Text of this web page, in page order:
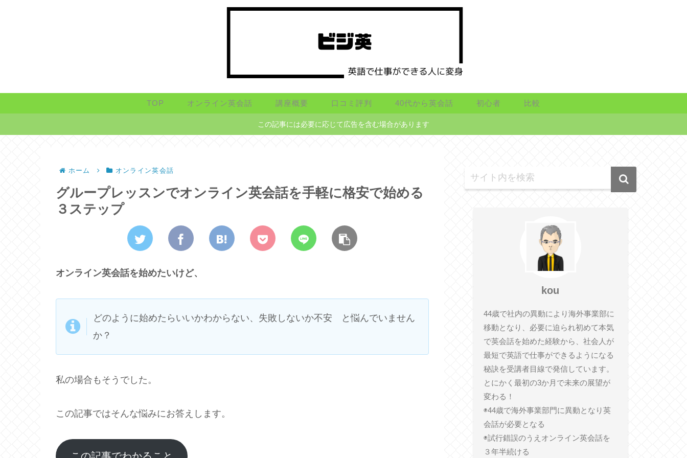
TOP オンライン英会話 講座概要 口コミ評判 40代から英会話 初心者 比較
この記事には必要に応じて広告を含む場合があります
ホーム オンライン英会話
グループレッスンでオンライン英会話を手軽に格安で始める
３ステップ
オンライン英会話を始めたいけど、
どのように始めたらいいかわからない、失敗しないか不安 と悩んでいません
か？
私の場合もそうでした。
この記事ではそんな悩みにお答えします。
kou
44歳で社内の異動により海外事業部に
移動となり、必要に迫られ初めて本気
で英会話を始めた経験から、社会人が
最短で英語で仕事ができるようになる
秘訣を受講者目線で発信しています。
とにかく最初の3か月で未来の展望が
変わる！
◉44歳で海外事業部門に異動となり英
会話が必要となる
◉試行錯誤のうえオンライン英会話を
３年半続ける